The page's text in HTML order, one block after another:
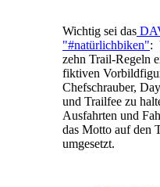
Wichtig sei das
"#natürlichbiken":
zehn Trail-Regeln
fiktiven
Chefschrauber,
und Trailfee zu
Ausfahrten und
das Motto auf den
umgesetzt.